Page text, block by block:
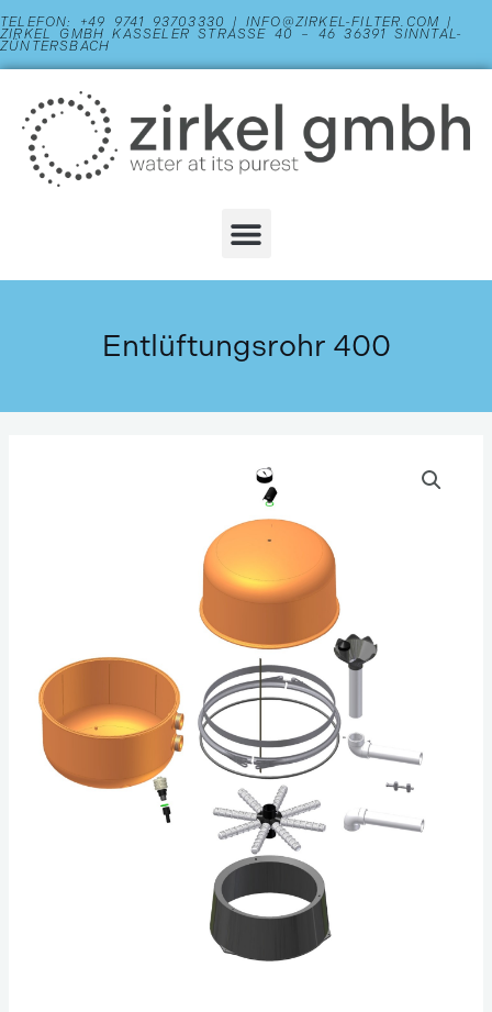
Zum
Inhalt
springen
TELEFON: +49 9741 93703330 | INFO@ZIRKEL-FILTER.COM |
ZIRKEL GMBH KASSELER STRASSE 40 – 46 36391 SINNTAL-Z
ÜNTERSBACH
Menu
Entlüftungsrohr 400